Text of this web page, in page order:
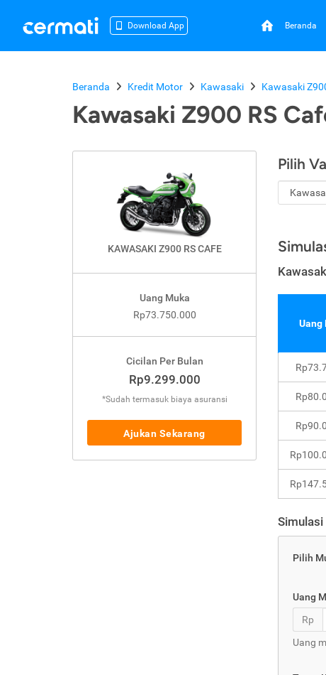
Download App Beranda
Beranda Kredit Motor Kawasaki Kawasaki
Kawasaki Z900 RS
KAWASAKI Z900 RS CAFE
Uang Muka
Rp73.750.000
Cicilan Per Bulan
Rp9.299.000
*Sudah termasuk biaya asuransi
Ajukan Sekarang
Pilih
Uang
Pilih
Uang
Rp
Uang